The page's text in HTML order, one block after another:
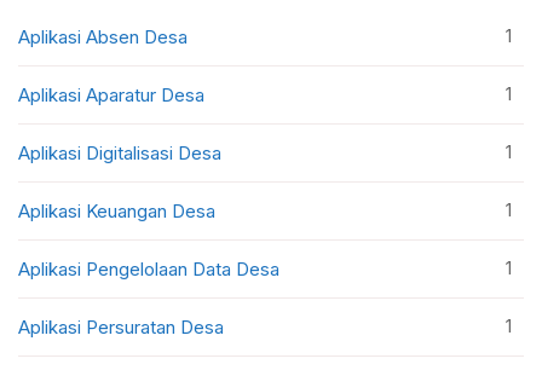
Aplikasi Absen Desa 1
Aplikasi Aparatur Desa 1
Aplikasi Digitalisasi Desa 1
Aplikasi Keuangan Desa 1
Aplikasi Pengelolaan Data Desa 1
Aplikasi Persuratan Desa 1